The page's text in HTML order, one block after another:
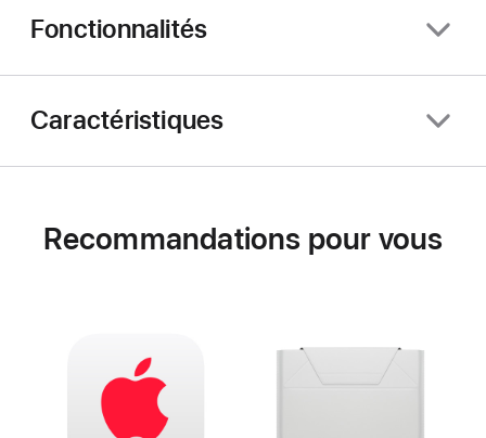
Fonctionnalités
Caractéristiques
Recommandations pour vous